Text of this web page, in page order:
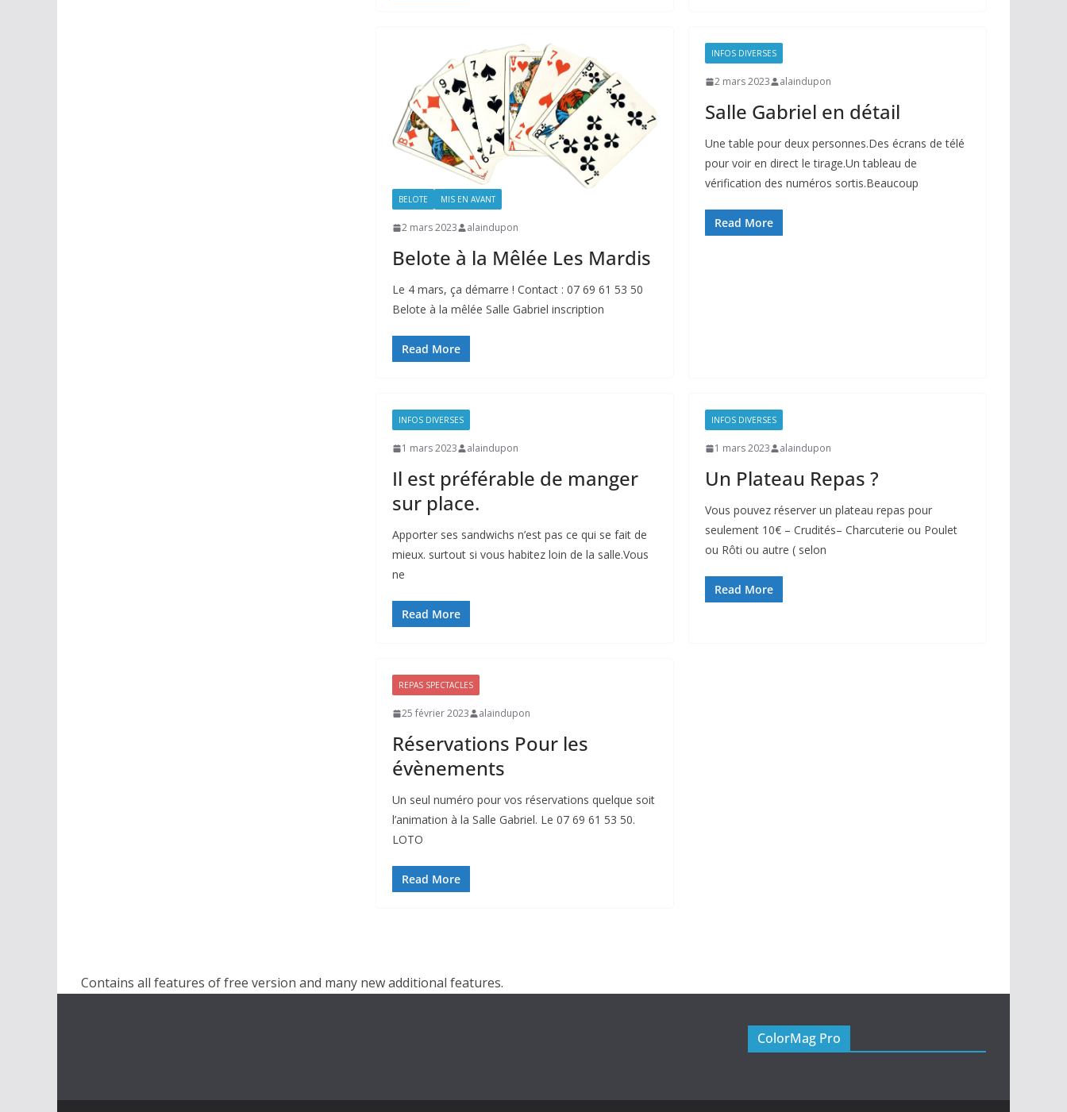
BELOTE MIS EN AVANT
2 mars 2023 alaindupon
Belote à la Mêlée Les Mardis
Le 4 mars, ça démarre ! Contact : 07 69 61 53 50
Belote à la mêlée Salle Gabriel inscription
Read More
INFOS DIVERSES
2 mars 2023 alaindupon
Salle Gabriel en détail
Une table pour deux personnes.Des écrans de télé
pour voir en direct le tirage.Un tableau de
vérification des numéros sortis.Beaucoup
Read More
INFOS DIVERSES
1 mars 2023 alaindupon
Il est préférable de manger
sur place.
Apporter ses sandwichs n’est pas ce qui se fait de
mieux. surtout si vous habitez loin de la salle.Vous
ne
Read More
INFOS DIVERSES
1 mars 2023 alaindupon
Un Plateau Repas ?
Vous pouvez réserver un plateau repas pour
seulement 10€ – Crudités– Charcuterie ou Poulet
ou Rôti ou autre ( selon
Read More
REPAS SPECTACLES
25 février 2023 alaindupon
Réservations Pour les
évènements
Un seul numéro pour vos réservations quelque soit
l’animation à la Salle Gabriel. Le 07 69 61 53 50.
LOTO
Read More
Contains all features of free version and many new additional features.
ColorMag Pro